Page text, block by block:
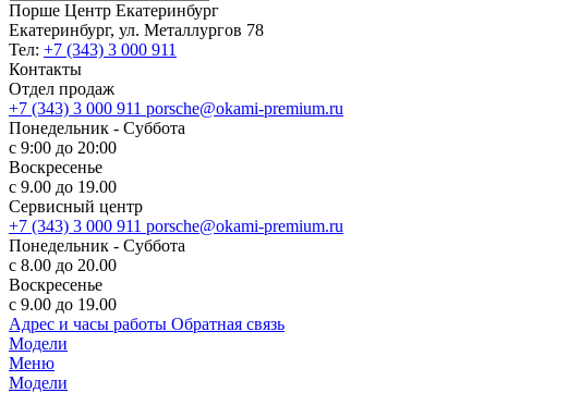
Порше Центр Екатеринбург
Екатеринбург, ул. Металлургов 78
Тел: +7 (343) 3 000 911
Контакты
Отдел продаж
+7 (343) 3 000 911 porsche@okami-premium.ru
Понедельник - Суббота
с 9:00 до 20:00
Воскресенье
с 9.00 до 19.00
Сервисный центр
+7 (343) 3 000 911 porsche@okami-premium.ru
Понедельник - Суббота
с 8.00 до 20.00
Воскресенье
с 9.00 до 19.00
Адрес и часы работы Обратная связь
Модели
Меню
Модели